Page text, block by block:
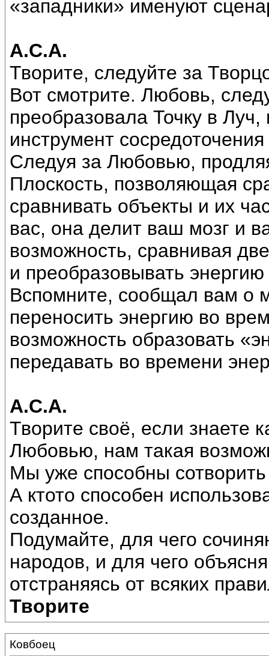
«западники» именуют
А.С.А.
Творите, следуйте за
Вот смотрите. Любовь,
преобразовала Точку в
инструмент
Следуя за Любовью,
Плоскость, позволяющая
сравнивать объекты и их
вас, она делит ваш мозг и
возможность, сравнивая
и преобразовывать
Вспомните, сообщал вам о
переносить энергию во
возможность образовать
передавать во времени
А.С.А.
Творите своё, если знаете
Любовью, нам такая
Мы уже способны
А ктото способен
созданное.
Подумайте, для чего
народов, и для чего
отстраняясь от всяких
Творите
Ковбоец